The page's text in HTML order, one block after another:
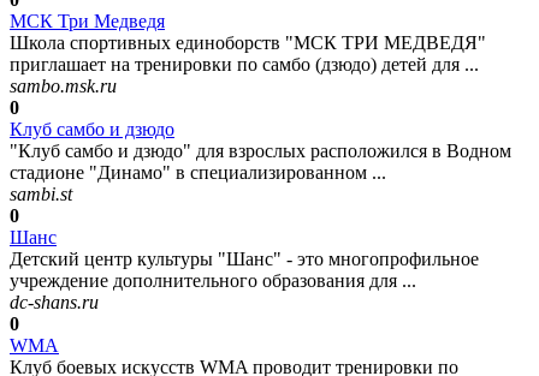
МСК Три Медведя
Школа спортивных единоборств "МСК ТРИ МЕДВЕДЯ"
приглашает на тренировки по самбо (дзюдо) детей для ...
sambo.msk.ru
0
Клуб самбо и дзюдо
"Клуб самбо и дзюдо" для взрослых расположился в Водном
стадионе "Динамо" в специализированном ...
sambi.st
0
Шанс
Детский центр культуры "Шанс" - это многопрофильное
учреждение дополнительного образования для ...
dc-shans.ru
0
WMA
Клуб боевых искусств WMA проводит тренировки по